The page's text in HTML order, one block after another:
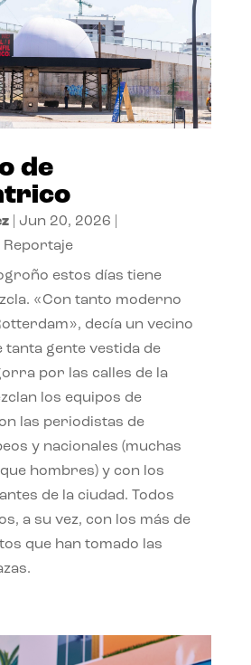
de
| Jun 20, 2026
Reportaje
estos días tiene
«Con tanto moderno
decía un vecino
tanta gente vestida de
por las calles de la
los equipos de
las periodistas de
y nacionales (muchas
hombres) y con los
de la ciudad. Todos
a su vez, con los más de
que han tomado las